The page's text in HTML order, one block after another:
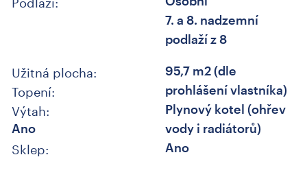
7. a 8. nadzemní
podlaží z 8
Užitná plocha:
95,7 m2 (dle
prohlášení vlastníka)
Topení:
Plynový kotel (ohřev
vody i radiátorů)
Výtah:
Ano
Sklep: Ano